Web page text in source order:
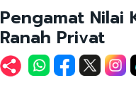
Pengamat Nilai
Ranah Privat